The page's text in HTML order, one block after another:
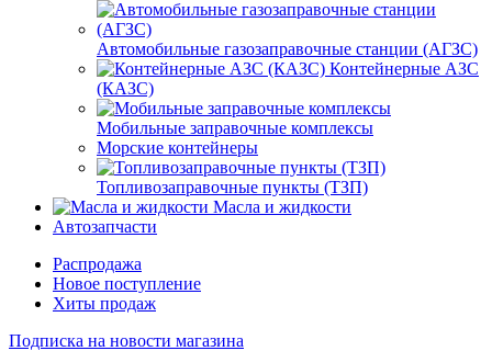
Автомобильные газозаправочные станции (АГЗС)
Контейнерные АЗС
(КАЗС)
Мобильные заправочные комплексы
Морские контейнеры
Топливозаправочные пункты (ТЗП)
Масла и жидкости
Автозапчасти
Распродажа
Новое поступление
Хиты продаж
Подписка на новости магазина